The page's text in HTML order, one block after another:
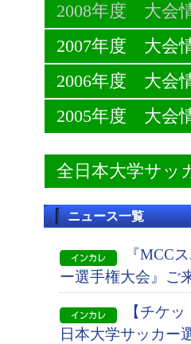
2008年度 大会
2007年度 大会
2006年度 大会
2005年度 大会
全日本大学サッ
ニュース一覧
『MCC
ー選手権大会』ご
【チケ
日本大学サッカー